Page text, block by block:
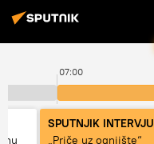
07:00
SPUTNJIK INTERVJU
„Priče uz ognjište“